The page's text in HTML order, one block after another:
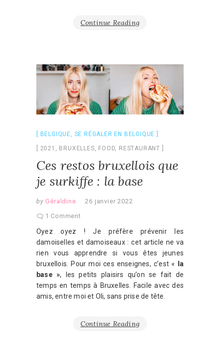
Continue Reading
BELGIQUE, SE RÉGALER EN BELGIQUE
2021 , BRUXELLES, FOOD, RESTAURANT
Ces restos bruxellois que
je surkiffe : la base
by Géraldine
26 janvier 2022
1 Comment
Oyez oyez ! Je préfère prévenir les
damoiselles et damoiseaux : cet article ne va
rien vous apprendre si vous êtes jeunes
bruxellois. Pour moi ces enseignes, c’est «
la
base », les petits plaisirs qu’on se fait de
temps en temps à Bruxelles. Facile avec des
amis, entre moi et Oli, sans prise de tête.
Continue Reading